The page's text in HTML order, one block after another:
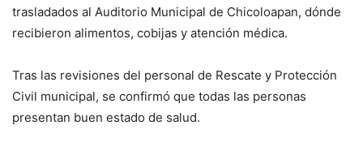
trasladados al Auditorio Municipal de Chicoloapan, dónde
recibieron alimentos, cobijas y atención médica.
Tras las revisiones del personal de Rescate y Protección
Civil municipal, se confirmó que todas las personas
presentan buen estado de salud.